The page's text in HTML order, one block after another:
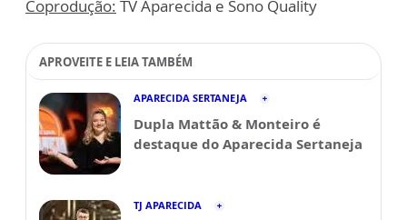
Coprodução: TV Aparecida e Sono Quality
APROVEITE E LEIA TAMBÉM
APARECIDA SERTANEJA
Dupla Mattão & Monteiro é
destaque do Aparecida Sertaneja
TJ APARECIDA